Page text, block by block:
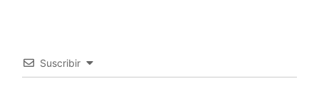
Suscribir